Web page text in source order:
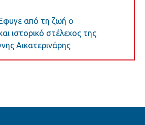
από τη ζωή ο
ιστορικό στέλεχος της
Αικατερινάρης